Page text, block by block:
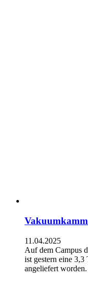
11.04.2025
Auf dem Campus
ist gestern eine
angeliefert